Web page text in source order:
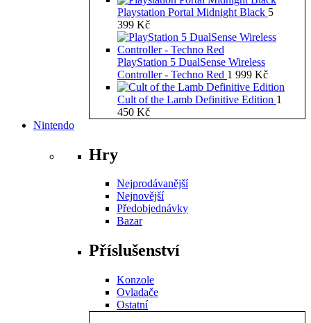
Playstation Portal Midnight Black 5
399 Kč
PlayStation 5 DualSense Wireless
Controller - Techno Red 1 999 Kč
Cult of the Lamb Definitive Edition 1
450 Kč
Nintendo
Hry
Nejprodávanější
Nejnovější
Předobjednávky
Bazar
Příslušenství
Konzole
Ovladače
Ostatní